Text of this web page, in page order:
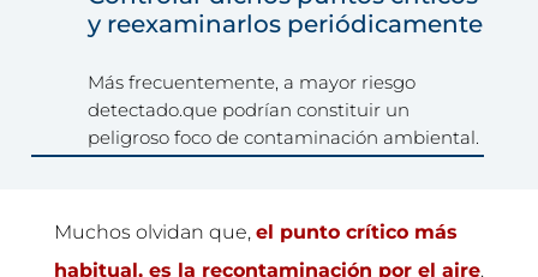
y reexaminarlos periódicamente
Más frecuentemente, a mayor riesgo
detectado.que podrían constituir un
peligroso foco de contaminación ambiental.
Muchos olvidan que, el punto crítico más
habitual, es la recontaminación por el aire.